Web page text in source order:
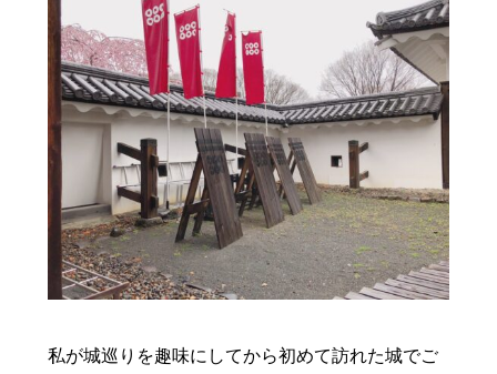
私が城巡りを趣味にしてから初めて訪れた城でご